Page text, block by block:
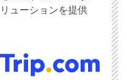
リューションを提供